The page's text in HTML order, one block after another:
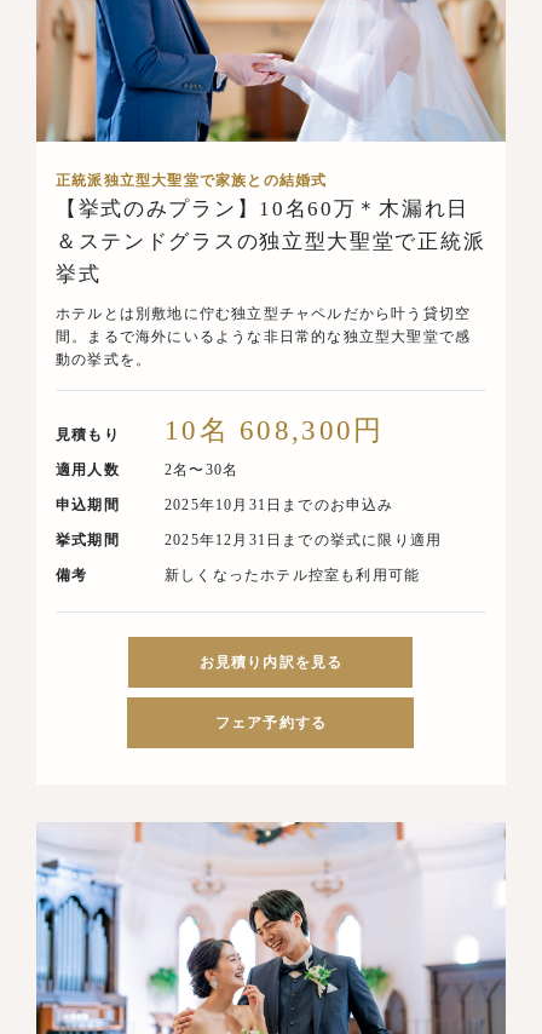
正統派独立型大聖堂で家族との結婚式
【挙式のみプラン】10名60万＊木漏れ日
＆ステンドグラスの独立型大聖堂で正統派
挙式
ホテルとは別敷地に佇む独立型チャペルだから叶う貸切空
間。まるで海外にいるような非日常的な独立型大聖堂で感
動の挙式を。
見積もり 10名 608,300円
適用人数 2名〜30名
申込期間 2025年10月31日までのお申込み
挙式期間 2025年12月31日までの挙式に限り適用
備考 新しくなったホテル控室も利用可能
お見積り内訳を見る
フェア予約する